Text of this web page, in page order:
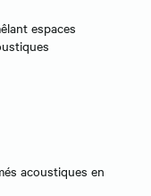
espaces
acoustiques en